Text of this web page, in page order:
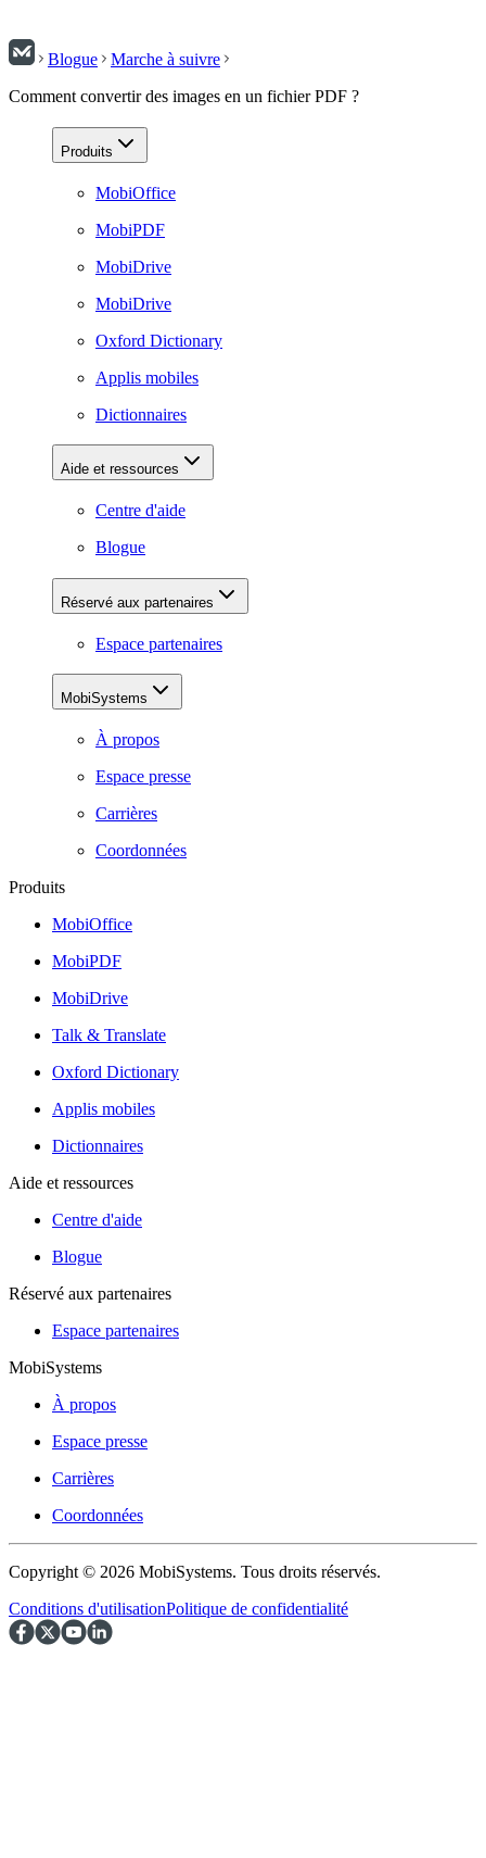
Blogue
Marche à suivre
Comment convertir des images en un fichier PDF ?
Produits
MobiOffice
MobiPDF
MobiDrive
MobiDrive
Oxford Dictionary
Applis mobiles
Dictionnaires
Aide et ressources
Centre d'aide
Blogue
Réservé aux partenaires
Espace partenaires
MobiSystems
À propos
Espace presse
Carrières
Coordonnées
Produits
MobiOffice
MobiPDF
MobiDrive
Talk & Translate
Oxford Dictionary
Applis mobiles
Dictionnaires
Aide et ressources
Centre d'aide
Blogue
Réservé aux partenaires
Espace partenaires
MobiSystems
À propos
Espace presse
Carrières
Coordonnées
Copyright © 2026 MobiSystems. Tous droits réservés.
Conditions d'utilisationPolitique de confidentialité